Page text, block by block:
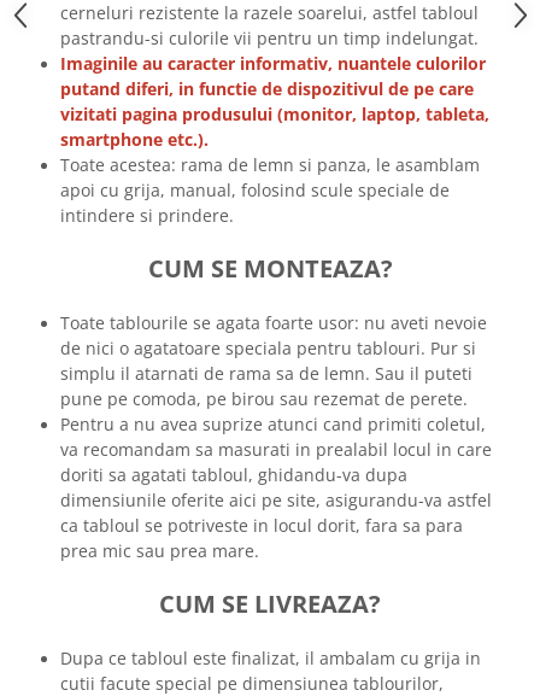
Tricouri yoga
cerneluri rezistente la razele soarelui, astfel tabloul
pastrandu-si culorile vii pentru un timp indelungat.
Imaginile au caracter informativ, nuantele culorilor
putand diferi, in functie de dispozitivul de pe care
vizitati pagina produsului (monitor, laptop, tableta,
smartphone etc.).
Toate acestea: rama de lemn si panza, le asamblam
apoi cu grija, manual, folosind scule speciale de
intindere si prindere.
CUM SE MONTEAZA?
Toate tablourile se agata foarte usor: nu aveti nevoie
de nici o agatatoare speciala pentru tablouri. Pur si
simplu il atarnati de rama sa de lemn. Sau il puteti
pune pe comoda, pe birou sau rezemat de perete.
Pentru a nu avea suprize atunci cand primiti coletul,
va recomandam sa masurati in prealabil locul in care
doriti sa agatati tabloul, ghidandu-va dupa
dimensiunile oferite aici pe site, asigurandu-va astfel
ca tabloul se potriveste in locul dorit, fara sa para
prea mic sau prea mare.
CUM SE LIVREAZA?
Dupa ce tabloul este finalizat, il ambalam cu grija in
cutii facute special pe dimensiunea tablourilor,